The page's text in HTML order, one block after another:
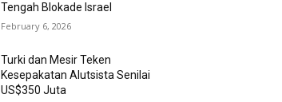
Tengah Blokade Israel
February 6, 2026
Turki dan Mesir Teken
Kesepakatan Alutsista Senilai
US$350 Juta